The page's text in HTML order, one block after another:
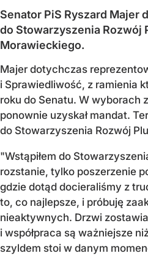
Senator PiS Ryszard Majer
do Stowarzyszenia Rozwój
Morawieckiego.
Majer dotychczas
i Sprawiedliwość, z ramienia
roku do Senatu. W wyborach
ponownie uzyskał mandat.
do Stowarzyszenia Rozwój
"Wstąpiłem do
rozstanie, tylko poszerzenie
gdzie dotąd docieraliśmy z
to, co najlepsze, i próbuję
nieaktywnych. Drzwi
i współpraca są ważniejsze
szyldem stoi w danym